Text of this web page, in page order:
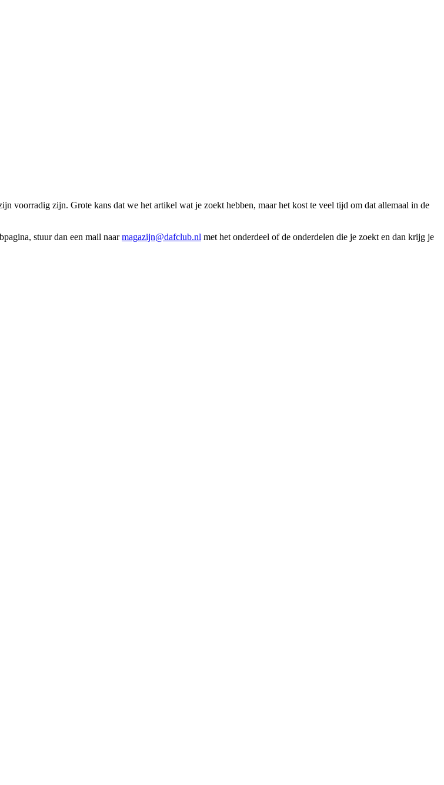
voorradig zijn. Grote kans dat we het artikel wat je zoekt hebben, maar het kost te veel tijd om dat allemaal in de
stuur dan een mail naarmagazijn@dafclub.nl met het onderdeel of de onderdelen die je zoekt en dan krijg je